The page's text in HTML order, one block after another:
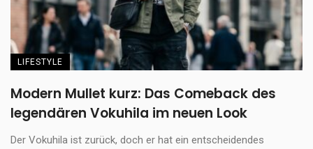
LIFESTYLE
Modern Mullet kurz: Das Comeback des
legendären Vokuhila im neuen Look
Der Vokuhila ist zurück, doch er hat ein entscheidendes